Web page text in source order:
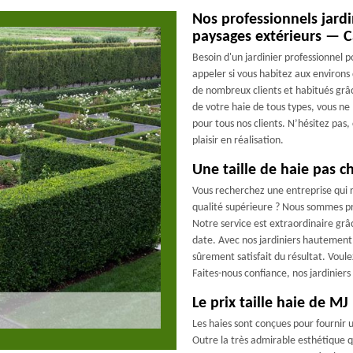
Nos professionnels
paysages extérieurs —
Besoin d'un jardinier professionnel
appeler si vous habitez aux
de nombreux clients et habitués
de votre haie de tous types, vous
pour tous nos clients. N’hésitez
plaisir en réalisation.
Une taille de haie pas
Vous recherchez une entreprise
qualité supérieure ? Nous sommes
Notre service est extraordinaire
date. Avec nos jardiniers
sûrement satisfait du résultat.
Faites-nous confiance, nos
Le prix taille haie de MJ
Les haies sont conçues pour
Outre la très admirable esthétique